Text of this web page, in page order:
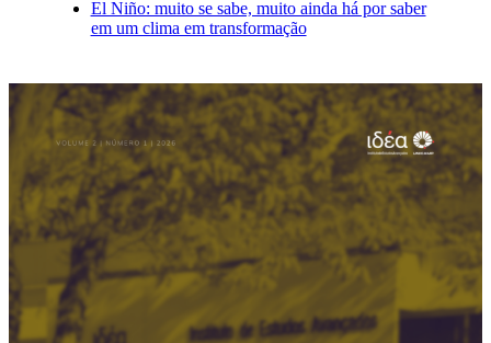
El Niño: muito se sabe, muito ainda há por saber
em um clima em transformação